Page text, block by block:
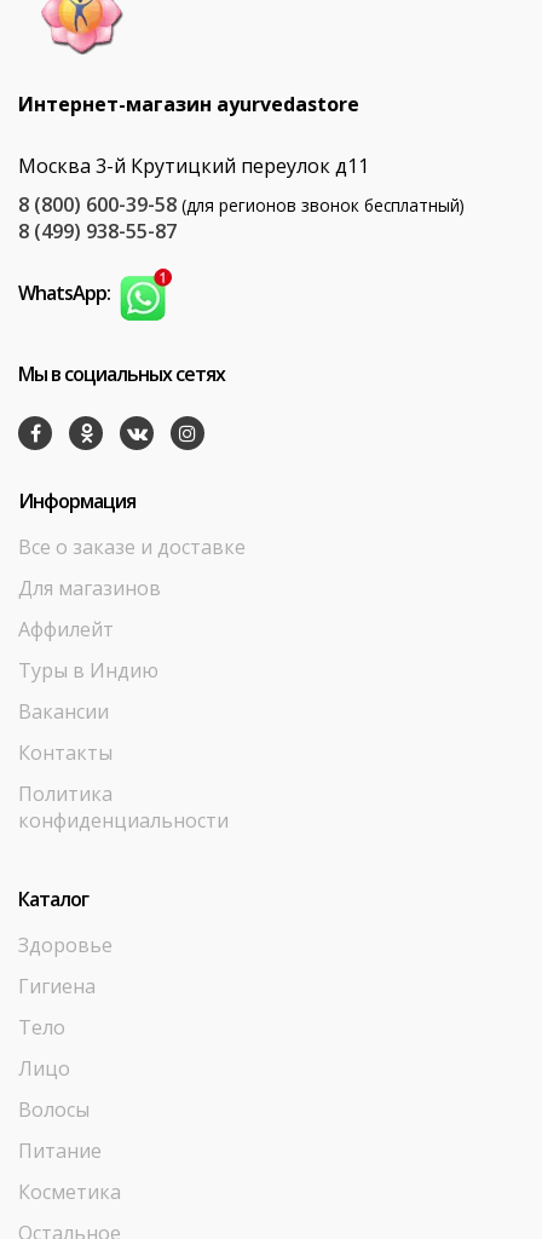
Интернет-магазин ayurvedastore
Москва 3-й Крутицкий переулок д11
8 (800) 600-39-58 (для регионов звонок бесплатный)
8 (499) 938-55-87
WhatsApp:
Мы в социальных сетях
Информация
Все о заказе и доставке
Для магазинов
Аффилейт
Туры в Индию
Вакансии
Контакты
Политика
конфиденциальности
Каталог
Здоровье
Гигиена
Тело
Лицо
Волосы
Питание
Косметика
Остальное